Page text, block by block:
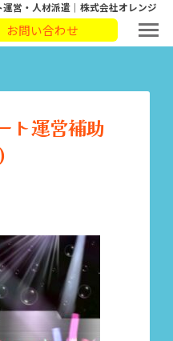
営・人材派遣｜株式会社オレンジ
お問い合わせ
ト運営補助